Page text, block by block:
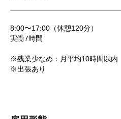
8:00〜17:00（休憩120分）
実働7時間
※残業少なめ：月平均10時間以内
※出張あり